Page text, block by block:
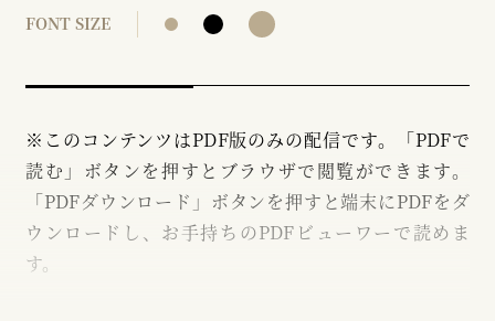
FONT SIZE
※このコンテンツはPDF版のみの配信です。「PDFで
読む」ボタンを押すとブラウザで閲覧ができます。
「PDFダウンロード」ボタンを押すと端末にPDFをダ
ウンロードし、お手持ちのPDFビューワーで読めま
す。